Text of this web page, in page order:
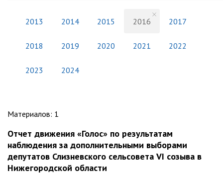
2013 2014 2015 2016 2017
2018 2019 2020 2021 2022
2023 2024
Материалов: 1
Отчет движения «Голос» по результатам
наблюдения за дополнительными выборами
депутатов Слизневского сельсовета VI созыва в
Нижегородской области